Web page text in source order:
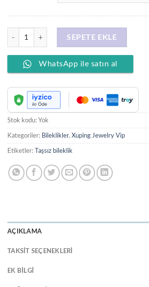
XUPING JEWELRY 14 Ayar Altın Kaplama,
SEPETE EKLE
WhatsApp ile satın al
Stok kodu: Yok
Kategoriler: Bileklikler, Xuping Jewelry Vip
Etiketler: Taşsız bileklik
AÇIKLAMA
TAKSIT SEÇENEKLERI
EK BILGI